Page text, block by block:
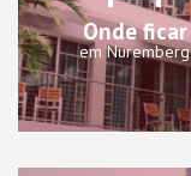
Onde ficar
em Nuremberg